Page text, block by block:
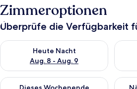
Zimmeroptionen
Überprüfe die Verfügbarkeit
Heute Nacht
Aug. 8 - Aug. 9
Überprüfe die Verfügbarkeit für
Überprüfe die Verfügbarkeit für